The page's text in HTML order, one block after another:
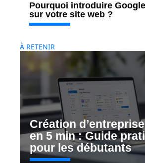
Pourquoi introduire
sur votre site web ?
À RETENIR
Création
en 5 min : Guide
pour les débutants